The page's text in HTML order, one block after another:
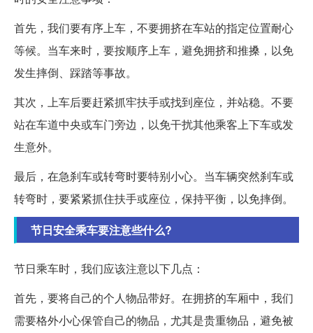
首先，我们要有序上车，不要拥挤在车站的指定位置耐心
等候。当车来时，要按顺序上车，避免拥挤和推搡，以免
发生摔倒、踩踏等事故。
其次，上车后要赶紧抓牢扶手或找到座位，并站稳。不要
站在车道中央或车门旁边，以免干扰其他乘客上下车或发
生意外。
最后，在急刹车或转弯时要特别小心。当车辆突然刹车或
转弯时，要紧紧抓住扶手或座位，保持平衡，以免摔倒。
节日安全乘车要注意些什么?
节日乘车时，我们应该注意以下几点：
首先，要将自己的个人物品带好。在拥挤的车厢中，我们
需要格外小心保管自己的物品，尤其是贵重物品，避免被